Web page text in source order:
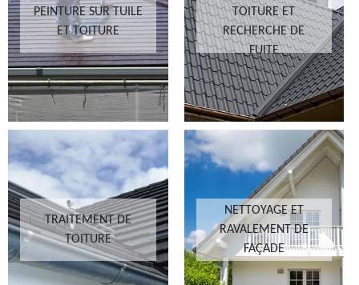
PEINTURE SUR TUILE
ET TOITURE
TOITURE ET
RECHERCHE DE
FUITE
TRAITEMENT DE
TOITURE
NETTOYAGE ET
RAVALEMENT DE
FAÇADE